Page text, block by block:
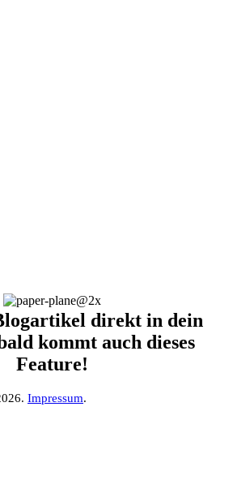
direkt in dein
kommt auch dieses
Feature!
Impressum.